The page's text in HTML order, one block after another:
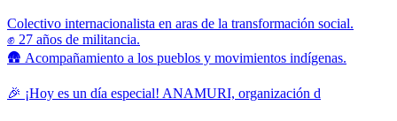
Colectivo internacionalista en aras de la transformación social.
✊ 27 años de militancia.
🛖 Acompañamiento a los pueblos y movimientos indígenas.
🎉 ¡Hoy es un día especial! ANAMURI, organización d